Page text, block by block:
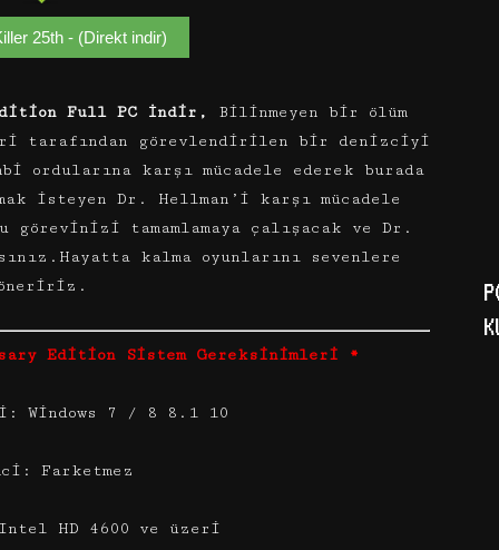
25th - (Direkt indir)
Full PC İndir,
Bilinmeyen bir ölüm
tarafından görevlendirilen bir denizciyi
ordularına karşı mücadele ederek burada
isteyen Dr. Hellman’i karşı mücadele
tamamlamaya çalışacak ve Dr.
kalma oyunlarını sevenlere
Edition Sistem Gereksinimleri *
Windows 7 / 8 8.1 10
Farketmez
HD 4600 ve üzeri